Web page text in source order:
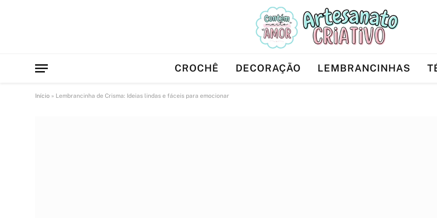
CROCHÊ DECORAÇÃO LEMBRANCINHAS
Início » Lembrancinha de Crisma: Ideias lindas e fáceis para emocionar